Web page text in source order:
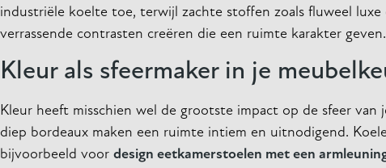
industriële koelte toe, terwijl zachte stoffen zoals fluweel
verrassende contrasten creëren die een ruimte karakter geven.
Kleur als sfeermaker in je
Kleur heeft misschien wel de grootste impact op de sfeer
diep bordeaux maken een ruimte intiem en uitnodigend.
bijvoorbeeld voor design eetkamerstoelen met een